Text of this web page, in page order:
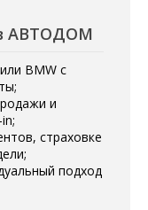
АВТОДОМ
BMW с
и
страховке
подход